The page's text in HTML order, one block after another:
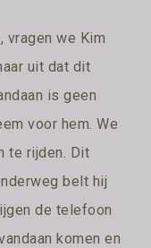
vragen we Kim
uit dat dit
is geen
voor hem. We
te rijden. Dit
belt hij
de telefoon
komen en